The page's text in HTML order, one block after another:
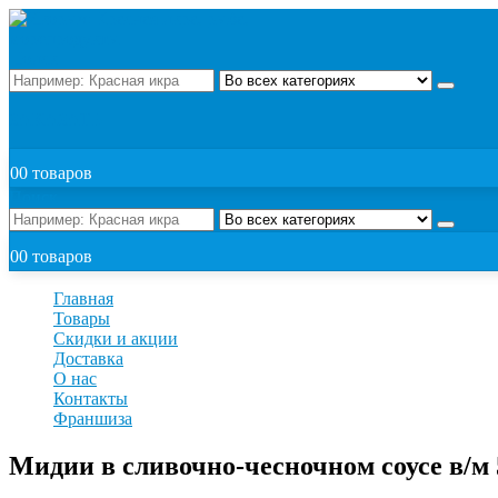
00 товаров
00 товаров
Главная
Товары
Скидки и акции
Доставка
О нас
Контакты
Франшиза
Мидии в сливочно-чесночном соусе в/м